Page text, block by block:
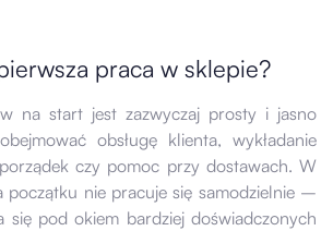
praca w sklepie?
na start jest zazwyczaj prosty i jasno
obsługę klienta, wykładanie
czy pomoc przy dostawach. W
początku nie pracuje się samodzielnie –
się pod okiem bardziej doświadczonych